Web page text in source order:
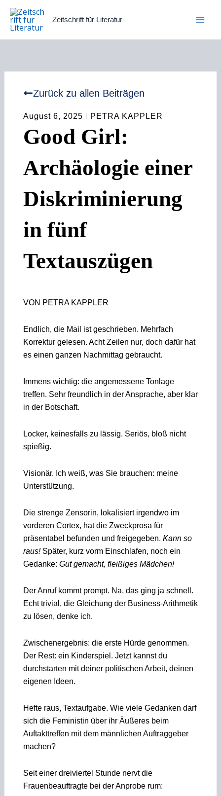
Zum
Inhalt
springen
Zeitschrift für Literatur
Zurück zu allen Beiträgen
August 6, 2025 PETRA KAPPLER
Good Girl:
Archäologie einer
Diskriminierung
in fünf
Textauszügen
VON PETRA KAPPLER
Endlich, die Mail ist geschrieben. Mehrfach
Korrektur gelesen. Acht Zeilen nur, doch dafür hat
es einen ganzen Nachmittag gebraucht.
Immens wichtig: die angemessene Tonlage
treffen. Sehr freundlich in der Ansprache, aber klar
in der Botschaft.
Locker, keinesfalls zu lässig. Seriös, bloß nicht
spießig.
Visionär. Ich weiß, was Sie brauchen: meine
Unterstützung.
Die strenge Zensorin, lokalisiert irgendwo im
vorderen Cortex, hat die Zweckprosa für
präsentabel befunden und freigegeben. Kann so
raus! Später, kurz vorm Einschlafen, noch ein
Gedanke: Gut gemacht, fleißiges Mädchen!
Der Anruf kommt prompt. Na, das ging ja schnell.
Echt trivial, die Gleichung der Business-Arithmetik
zu lösen, denke ich.
Zwischenergebnis: die erste Hürde genommen.
Der Rest: ein Kinderspiel. Jetzt kannst du
durchstarten mit deiner politischen Arbeit, deinen
eigenen Ideen.
Hefte raus, Textaufgabe. Wie viele Gedanken darf
sich die Feministin über ihr Äußeres beim
Auftakttreffen mit dem männlichen Auftraggeber
machen?
Seit einer dreiviertel Stunde nervt die
Frauenbeauftragte bei der Anprobe rum: